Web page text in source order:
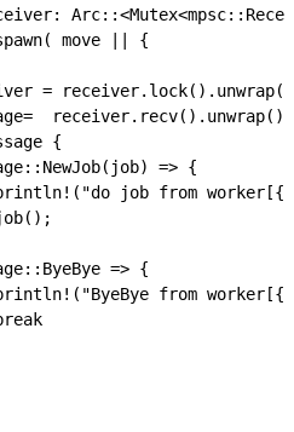
move || {
=
receiver.recv().unwrap();
{
=> {
job from
=> {
from